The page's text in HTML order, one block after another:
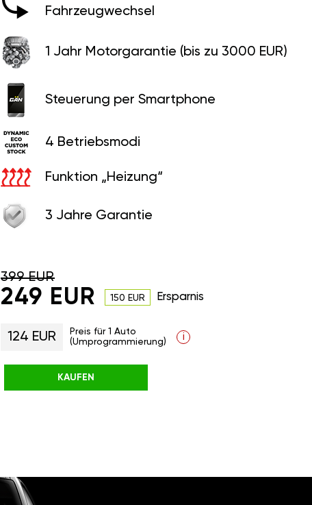
Fahrzeugwechsel
1 Jahr Motorgarantie (bis zu 3000 EUR)
Steuerung per Smartphone
4 Betriebsmodi
Funktion „Heizung“
3 Jahre Garantie
399 EUR
249 EUR 150 EUR Ersparnis
124 EUR
Preis für 1 Auto
(Umprogrammierung)
i
KAUFEN